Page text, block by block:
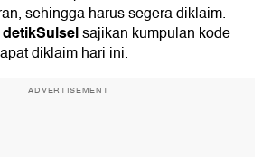
sehingga harus segera diklaim.
detikSulselsajikan kumpulan kode
diklaim hari ini.
ADVERTISEMENT